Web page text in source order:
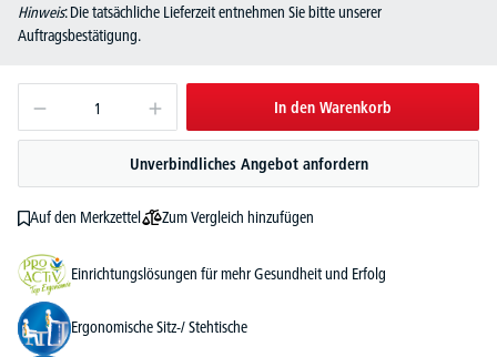
Hinweis: Die tatsächliche Lieferzeit entnehmen Sie bitte unserer
Auftragsbestätigung.
In den Warenkorb
Unverbindliches Angebot anfordern
Auf den Merkzettel Zum Vergleich hinzufügen
Einrichtungslösungen für mehr Gesundheit und Erfolg
Ergonomische Sitz-/ Stehtische